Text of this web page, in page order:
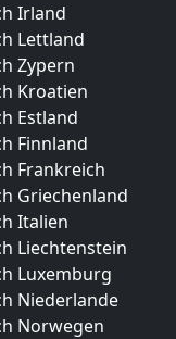
Irland
Lettland
Zypern
Kroatien
Estland
Finnland
Frankreich
Griechenland
Italien
Liechtenstein
Luxemburg
Niederlande
Norwegen